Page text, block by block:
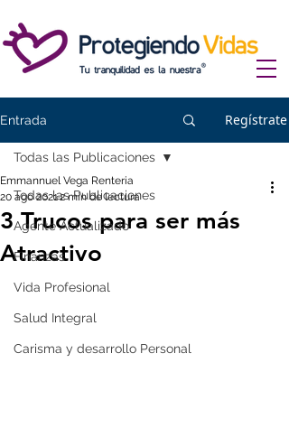
Entrada Regístrate
Todas las Publicaciones
Agente Actualizado
Finanzas
Vida Profesional
Salud Integral
Carisma y desarrollo Personal
Todas las Publicaciones
3 Trucos para ser más
Atractivo
Emmannuel Vega Renteria
20 ago 20212 min de lectura